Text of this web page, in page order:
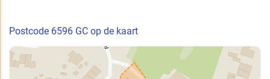
Postcode 6596 GC op de kaart